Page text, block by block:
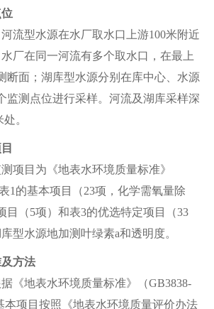
位
型水源在水厂取水口上游100米附近
厂在同一河流有多个取水口，在最上
断面；湖库型水源分别在库中心、水源
监测点位进行采样。河流及湖库采样深
。
目为《地表水环境质量标准》
表1的基本项目（23项，化学需氧量除
目（5项）和表3的优选特定项目（33
型水源地加测叶绿素a和透明度。
方法
地表水环境质量标准》（GB3838-
本项目按照《地表水环境质量评价办法